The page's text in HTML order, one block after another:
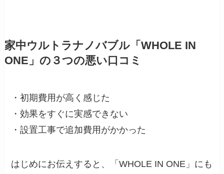
家中ウルトラナノバブル「WHOLE IN
ONE」の３つの悪い口コミ
・初期費用が高く感じた
・効果をすぐに実感できない
・設置工事で追加費用がかかった
はじめにお伝えすると、「WHOLE IN ONE」にも